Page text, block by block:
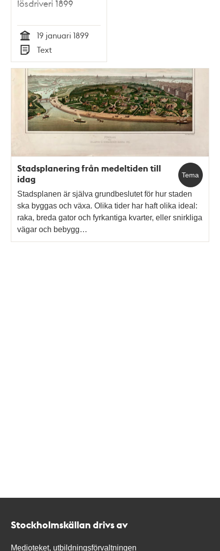
lösdriveri 1899
Tid
19 januari 1899
Typ
Text
Tema
Stadsplanering från medeltiden till
idag
Stadsplanen är själva grundbeslutet för hur staden
ska byggas och växa. Olika tider har haft olika ideal:
raka, breda gator och fyrkantiga kvarter, eller snirkliga
vägar och bebygg…
Stockholmskällan drivs av
Medioteket, utbildningsförvaltningen